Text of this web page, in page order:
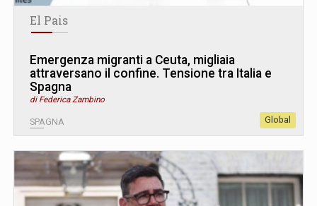
El Pais
Emergenza migranti a Ceuta, migliaia
attraversano il confine. Tensione tra Italia e
Spagna
di Federica Zambino
SPAGNA Global